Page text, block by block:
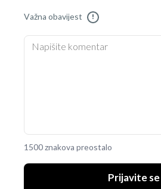
Važna obavijest !
1500 znakova preostalo
Prijavite se